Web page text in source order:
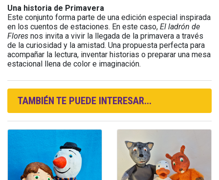
Una historia de Primavera
Este conjunto forma parte de una edición especial inspirada
en los cuentos de estaciones. En este caso, El ladrón de
Flores nos invita a vivir la llegada de la primavera a través
de la curiosidad y la amistad. Una propuesta perfecta para
acompañar la lectura, inventar historias o preparar una mesa
estacional llena de color e imaginación.
TAMBIÉN TE PUEDE INTERESAR...